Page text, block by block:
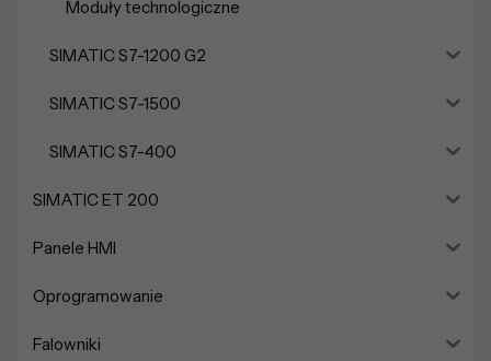
Moduły technologiczne
SIMATIC S7-1200 G2
SIMATIC S7-1500
SIMATIC S7-400
SIMATIC ET 200
Panele HMI
Oprogramowanie
Falowniki